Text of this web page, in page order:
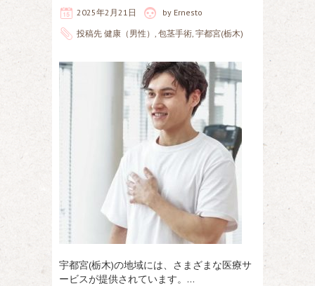
2025年2月21日 by Ernesto
投稿先 健康（男性） , 包茎手術, 宇都宮(栃木)
宇都宮(栃木)の地域には、さまざまな医療サ
ービスが提供されています。…